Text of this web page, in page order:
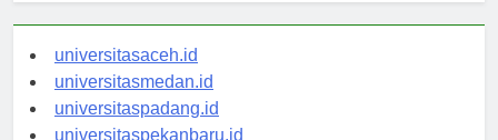
universitasaceh.id
universitasmedan.id
universitaspadang.id